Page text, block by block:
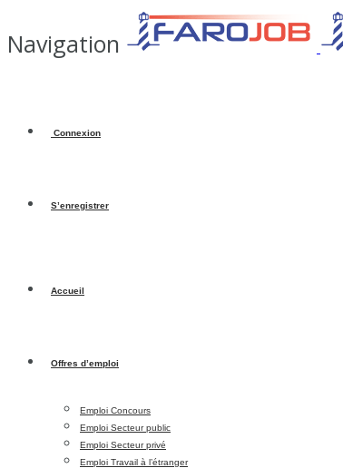
Navigation
Connexion
S’enregistrer
Accueil
Offres d’emploi
Emploi Concours
Emploi Secteur public
Emploi Secteur privé
Emploi Travail à l’étranger